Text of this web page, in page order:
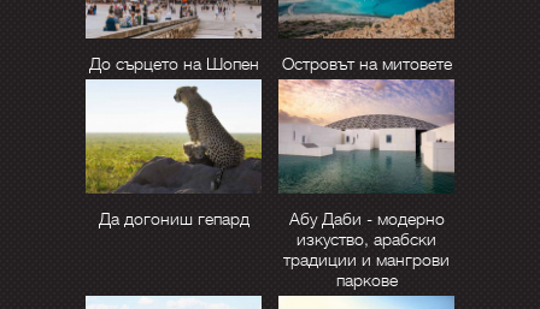
До сърцето на Шопен Островът на митовете
Да догониш гепард
Абу Даби - модерно
изкуство, арабски
традиции и мангрови
паркове